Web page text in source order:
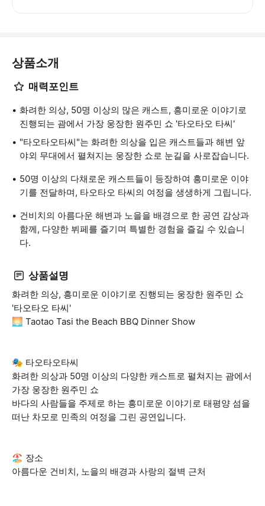
상품소개
매력포인트
화려한 의상, 50명 이상의 많은 캐스트, 흥미로운 이야기로
진행되는 괌에서 가장 웅장한 원주민 쇼 '타오타오 타씨'
"타오타오타씨"는 화려한 의상을 입은 캐스트들과 해변 앞
야외 무대에서 펼쳐지는 웅장한 쇼로 눈길을 사로잡습니다.
50명 이상의 다채로운 캐스트들이 등장하여 흥미로운 이야
기를 전달하며, 타오타오 타씨의 여정을 생생하게 그립니다.
건비치의 아름다운 해변과 노을을 배경으로 한 공연 감상과
함께, 다양한 뷔페를 즐기며 특별한 경험을 즐길 수 있습니
다.
상품설명
화려한 의상, 흥미로운 이야기로 진행되는 웅장한 원주민 쇼
'타오타오 타씨'
🌅 Taotao Tasi the Beach BBQ Dinner Show
🎭 타오타오타씨
화려한 의상과 50명 이상의 다양한 캐스트로 펼쳐지는 괌에서
가장 웅장한 원주민 쇼
바다의 사람들을 주제로 하는 흥미로운 이야기로 태평양 섬을
떠난 차모로 민족의 여정을 그린 공연입니다.
🏖️ 장소
아름다운 건비치, 노을의 배경과 사랑의 절벽 근처